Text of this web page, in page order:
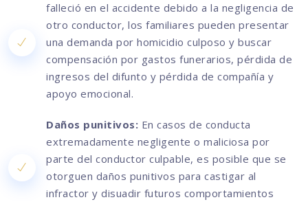
falleció en el accidente debido a la negligencia de
otro conductor, los familiares pueden presentar
una demanda por homicidio culposo y buscar
compensación por gastos funerarios, pérdida de
ingresos del difunto y pérdida de compañía y
apoyo emocional.
Daños punitivos: En casos de conducta
extremadamente negligente o maliciosa por
parte del conductor culpable, es posible que se
otorguen daños punitivos para castigar al
infractor y disuadir futuros comportamientos